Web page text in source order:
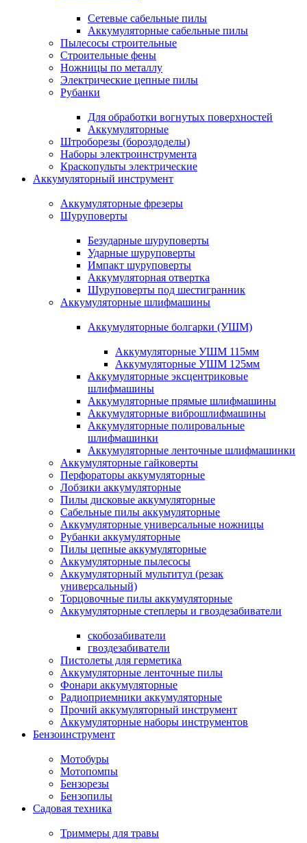
Сетевые сабельные пилы
Аккумуляторные сабельные пилы
Пылесосы строительные
Строительные фены
Ножницы по металлу
Электрические цепные пилы
Рубанки
Для обработки вогнутых поверхностей
Аккумуляторные
Штроборезы (бороздоделы)
Наборы электроинструмента
Краскопульты электрические
Аккумуляторный инструмент
Аккумуляторные фрезеры
Шуруповерты
Безударные шуруповерты
Ударные шуруповерты
Импакт шуруповерты
Аккумуляторная отвертка
Шуруповерты под шестигранник
Аккумуляторные шлифмашины
Аккумуляторные болгарки (УШМ)
Аккумуляторные УШМ 115мм
Аккумуляторные УШМ 125мм
Аккумуляторные эксцентриковые
шлифмашины
Аккумуляторные прямые шлифмашины
Аккумуляторные виброшлифмашины
Аккумуляторные полировальные
шлифмашинки
Аккумуляторные ленточные шлифмашинки
Аккумуляторные гайковерты
Перфораторы аккумуляторные
Лобзики аккумуляторные
Пилы дисковые аккумуляторные
Сабельные пилы аккумуляторные
Аккумуляторные универсальные ножницы
Рубанки аккумуляторные
Пилы цепные аккумуляторные
Аккумуляторные пылесосы
Аккумуляторный мультитул (резак
универсальный)
Торцовочные пилы аккумуляторные
Аккумуляторные степлеры и гвоздезабиватели
скобозабиватели
гвоздезабиватели
Пистолеты для герметика
Аккумуляторные ленточные пилы
Фонари аккумуляторные
Радиоприемники аккумуляторные
Прочий аккумуляторный инструмент
Аккумуляторные наборы инструментов
Бензоинструмент
Мотобуры
Мотопомпы
Бензорезы
Бензопилы
Садовая техника
Триммеры для травы